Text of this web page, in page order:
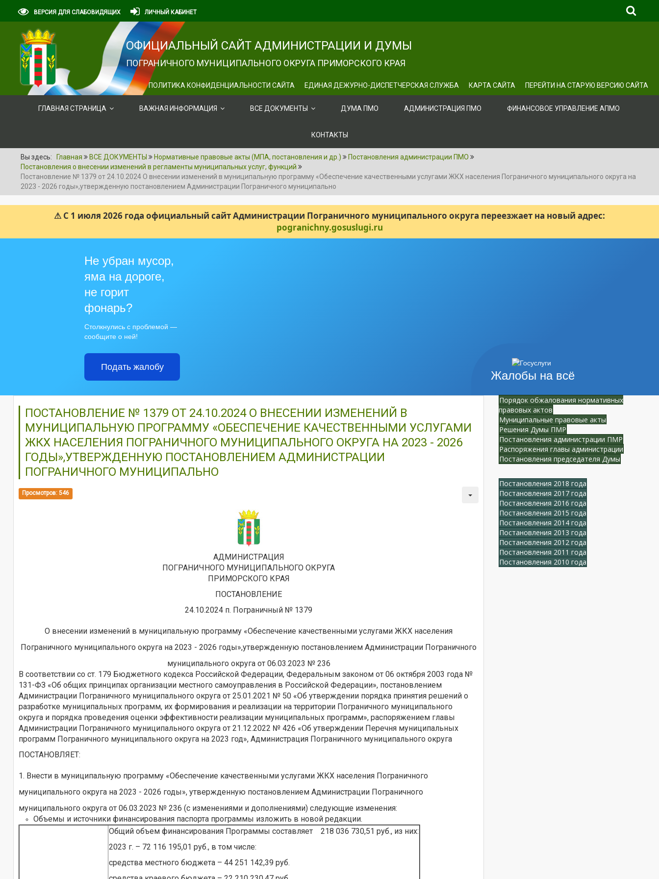
ВЕРСИЯ ДЛЯ СЛАБОВИДЯЩИХ ЛИЧНЫЙ КАБИНЕТ
ОФИЦИАЛЬНЫЙ САЙТ АДМИНИСТРАЦИИ И ДУМЫ
ПОГРАНИЧНОГО МУНИЦИПАЛЬНОГО ОКРУГА ПРИМОРСКОГО КРАЯ
ПОЛИТИКА КОНФИДЕНЦИАЛЬНОСТИ САЙТА ЕДИНАЯ ДЕЖУРНО-ДИСПЕТЧЕРСКАЯ СЛУЖБА КАРТА САЙТА ПЕРЕЙТИ НА СТАРУЮ ВЕРСИЮ САЙТА
ГЛАВНАЯ СТРАНИЦА ВАЖНАЯ ИНФОРМАЦИЯ ВСЕ ДОКУМЕНТЫ ДУМА ПМО АДМИНИСТРАЦИЯ ПМО ФИНАНСОВОЕ УПРАВЛЕНИЕ АПМО
КОНТАКТЫ
Вы здесь: Главная ВСЕ ДОКУМЕНТЫ Нормативные правовые акты (МПА, постановления и др.)
Постановления администрации ПМО
Постановления о внесении изменений в регламенты муниципальных услуг, функций
Постановление № 1379 от 24.10.2024 О внесении изменений в муниципальную программу «Обеспечение качественными услугами ЖКХ населения Пограничного муниципального округа на
2023 - 2026 годы»,утвержденную постановлением Администрации Пограничного муниципально
⚠ С 1 июля 2026 года официальный сайт Администрации Пограничного муниципального округа переезжает на новый адрес:
pogranichny.gosuslugi.ru
Жалобы на всё
Не убран мусор,
яма на дороге,
не горит
фонарь?
Столкнулись с проблемой —
сообщите о ней!
Подать жалобу
ПОСТАНОВЛЕНИЕ № 1379 ОТ 24.10.2024 О ВНЕСЕНИИ ИЗМЕНЕНИЙ В
МУНИЦИПАЛЬНУЮ ПРОГРАММУ «ОБЕСПЕЧЕНИЕ КАЧЕСТВЕННЫМИ УСЛУГАМИ
ЖКХ НАСЕЛЕНИЯ ПОГРАНИЧНОГО МУНИЦИПАЛЬНОГО ОКРУГА НА 2023 - 2026
ГОДЫ»,УТВЕРЖДЕННУЮ ПОСТАНОВЛЕНИЕМ АДМИНИСТРАЦИИ
ПОГРАНИЧНОГО МУНИЦИПАЛЬНО
Просмотров: 546
АДМИНИСТРАЦИЯ
ПОГРАНИЧНОГО МУНИЦИПАЛЬНОГО ОКРУГА
ПРИМОРСКОГО КРАЯ
ПОСТАНОВЛЕНИЕ
24.10.2024 п. Пограничный № 1379
О внесении изменений в муниципальную программу «Обеспечение качественными услугами ЖКХ населения
Пограничного муниципального округа на 2023 - 2026 годы»,утвержденную постановлением Администрации Пограничного
муниципального округа от 06.03.2023 № 236
В соответствии со ст. 179 Бюджетного кодекса Российской Федерации, Федеральным законом от 06 октября 2003 года №
131-ФЗ «Об общих принципах организации местного самоуправления в Российской Федерации», постановлением
Администрации Пограничного муниципального округа от 25.01.2021 № 50 «Об утверждении порядка принятия решений о
разработке муниципальных программ, их формирования и реализации на территории Пограничного муниципального
округа и порядка проведения оценки эффективности реализации муниципальных программ», распоряжением главы
Администрации Пограничного муниципального округа от 21.12.2022 № 426 «Об утверждении Перечня муниципальных
программ Пограничного муниципального округа на 2023 год», Администрация Пограничного муниципального округа
ПОСТАНОВЛЯЕТ:
1. Внести в муниципальную программу «Обеспечение качественными услугами ЖКХ населения Пограничного
муниципального округа на 2023 - 2026 годы», утвержденную постановлением Администрации Пограничного
муниципального округа от 06.03.2023 № 236 (с изменениями и дополнениями) следующие изменения:
Объемы и источники финансирования паспорта программы изложить в новой редакции.
Общий объем финансирования Программы составляет 218 036 730,51 руб., из них:
2023 г. – 72 116 195,01 руб., в том числе:
средства местного бюджета – 44 251 142,39 руб.
Порядок обжалования нормативных
правовых актов
Муниципальные правовые акты
Решения Думы ПМР
Постановления администрации ПМР
Распоряжения главы администрации
Постановления председателя Думы
Постановления 2018 года
Постановления 2017 года
Постановления 2016 года
Постановления 2015 года
Постановления 2014 года
Постановления 2013 года
Постановления 2012 года
Постановления 2011 года
Постановления 2010 года